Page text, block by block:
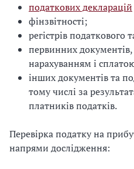
податкових декларацій
фінзвітності;
регістрів податкового
первинних документів,
нарахуванням і
інших документів та
тому числі за
платників податків.
Перевірка податку на
напрями дослідження: